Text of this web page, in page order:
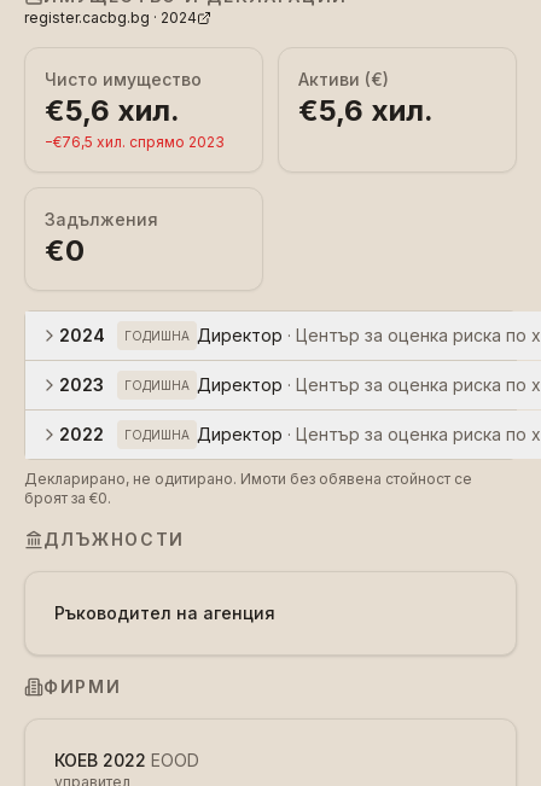
register.cacbg.bg · 2024
Чисто имущество
€5,6 хил.
−€76,5 хил. спрямо 2023
Активи (€)
€5,6 хил.
Задължения
€0
2024 ГОДИШНА Директор · Център за оценка риска по
2023 ГОДИШНА Директор · Център за оценка риска по
2022 ГОДИШНА Директор · Център за оценка риска по
Декларирано, не одитирано. Имоти без обявена стойност се
броят за €0.
ДЛЪЖНОСТИ
Ръководител на агенция
ФИРМИ
КОЕВ 2022 EOOD
управител